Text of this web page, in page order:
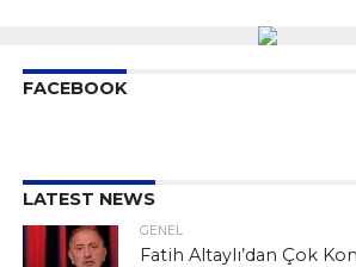
FACEBOOK
LATEST NEWS
GENEL
Fatih Altaylı’dan Çok